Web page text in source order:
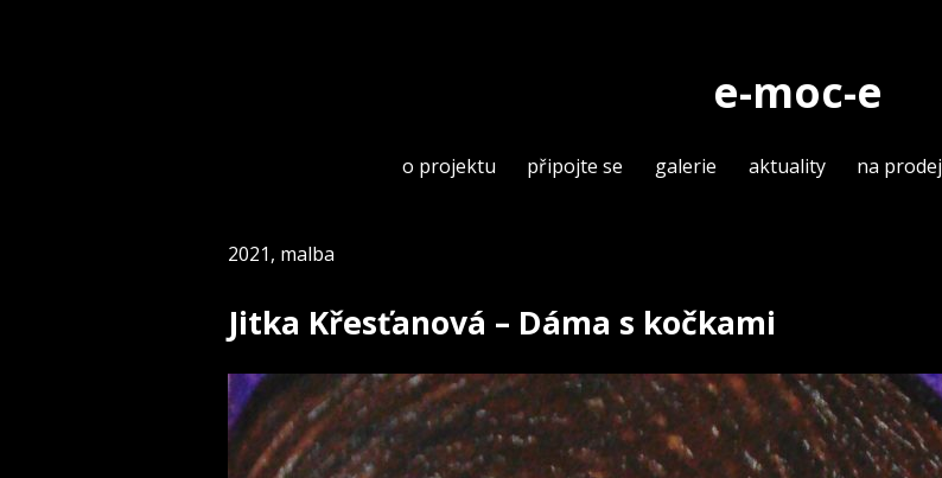
e-moc-e
o projektu připojte se galerie aktuality na prodej
2021, malba
Jitka Křesťanová – Dáma s kočkami